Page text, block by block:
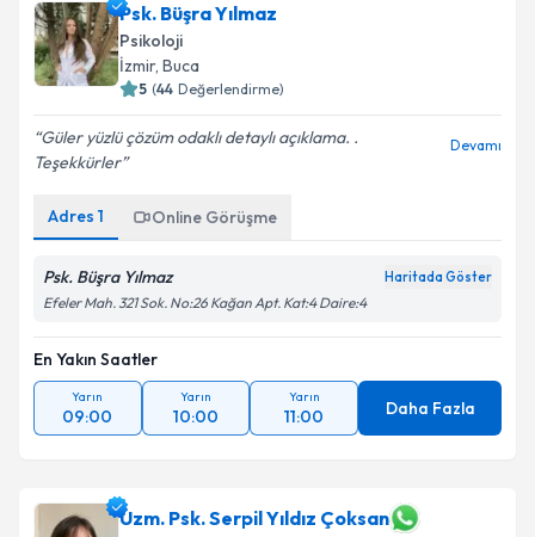
Psk. Büşra Yılmaz
Psikoloji
İzmir, Buca
5 (44 Değerlendirme)
Güler yüzlü çözüm odaklı detaylı açıklama. .
Teşekkürler
Devamı
Adres 1 Online Görüşme
Psk. Büşra Yılmaz Haritada Göster
Efeler Mah. 321 Sok. No:26 Kağan Apt. Kat:4 Daire:4
En Yakın Saatler
Yarın
09:00
Yarın
10:00
Yarın
11:00 Daha Fazla
Uzm. Psk. Serpil Yıldız Çoksan